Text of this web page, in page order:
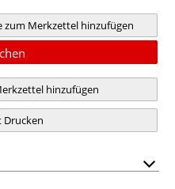
zum Merkzettel hinzufügen
hinzufügen